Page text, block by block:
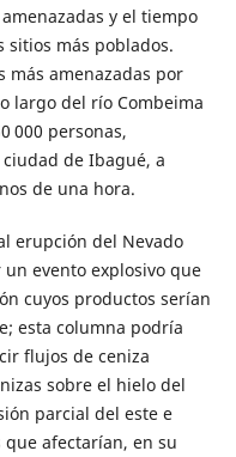
y el tiempo
sitios más poblados.
más amenazadas por
largo del río Combeima
000 personas,
de Ibagué, a
de una hora.
erupción del Nevado
evento explosivo que
cuyos productos serían
esta columna podría
flujos de ceniza
sobre el hielo del
parcial del este e
afectarían, en su